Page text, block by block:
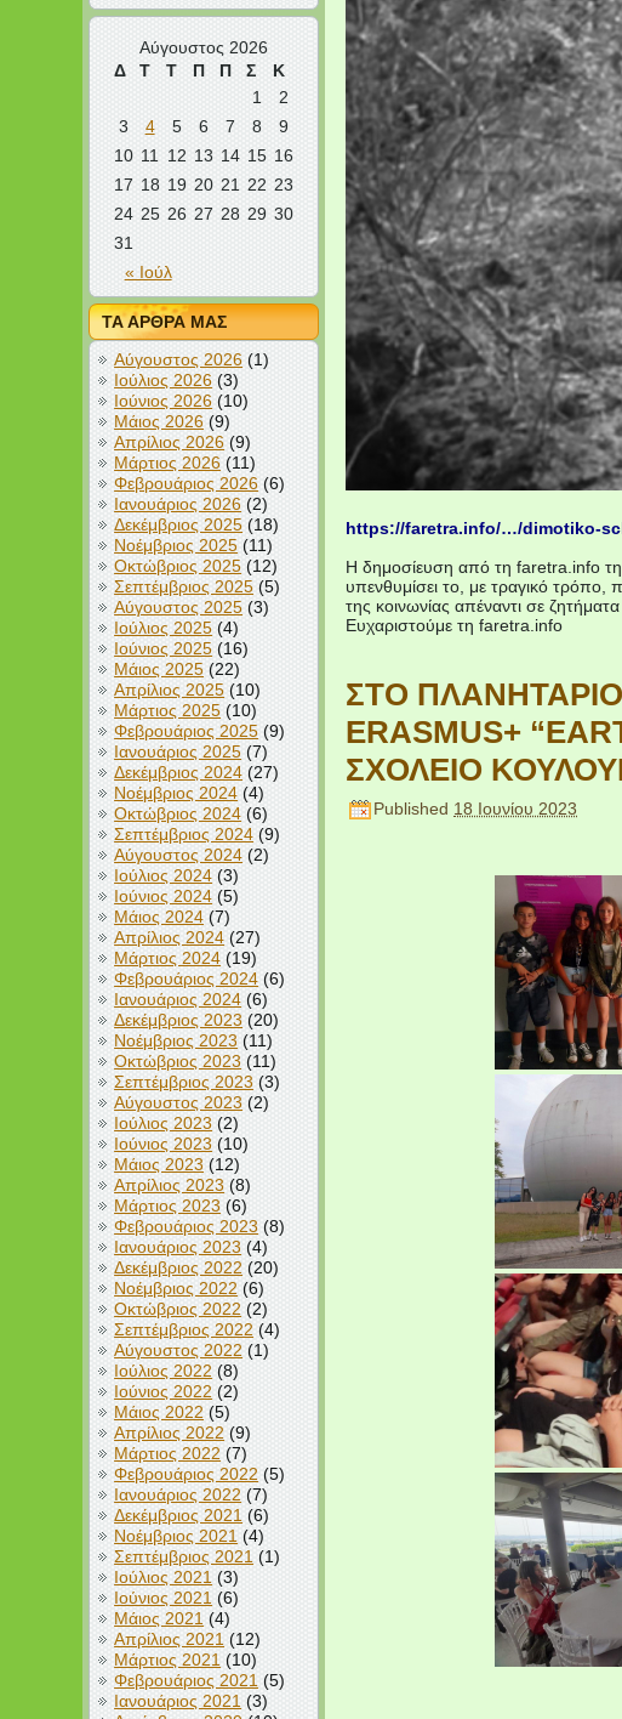
Αύγουστος 2026
Δ
Τ Τ Π Π Σ Κ
« Ιούλ
1
2
3
4 5 6 7 8
9
10 11 12 13 14 15 16
17 18 19 20 21 22 23
24 25 26 27 28 29 30
31
ΤΑ ΑΡΘΡΑ ΜΑΣ
Αύγουστος 2026 (1)
Ιούλιος 2026 (3)
Ιούνιος 2026 (10)
Μάιος 2026 (9)
Απρίλιος 2026 (9)
Μάρτιος 2026 (11)
Φεβρουάριος 2026 (6)
Ιανουάριος 2026 (2)
Δεκέμβριος 2025 (18)
Νοέμβριος 2025 (11)
Οκτώβριος 2025 (12)
Σεπτέμβριος 2025 (5)
Αύγουστος 2025 (3)
Ιούλιος 2025 (4)
Ιούνιος 2025 (16)
Μάιος 2025 (22)
Απρίλιος 2025 (10)
Μάρτιος 2025 (10)
Φεβρουάριος 2025 (9)
Ιανουάριος 2025 (7)
Δεκέμβριος 2024 (27)
Νοέμβριος 2024 (4)
Οκτώβριος 2024 (6)
Σεπτέμβριος 2024 (9)
Αύγουστος 2024 (2)
Ιούλιος 2024 (3)
Ιούνιος 2024 (5)
Μάιος 2024 (7)
Απρίλιος 2024 (27)
Μάρτιος 2024 (19)
Φεβρουάριος 2024 (6)
Ιανουάριος 2024 (6)
Δεκέμβριος 2023 (20)
Νοέμβριος 2023 (11)
Οκτώβριος 2023 (11)
Σεπτέμβριος 2023 (3)
Αύγουστος 2023 (2)
Ιούλιος 2023 (2)
Ιούνιος 2023 (10)
Μάιος 2023 (12)
Απρίλιος 2023 (8)
Μάρτιος 2023 (6)
Φεβρουάριος 2023 (8)
Ιανουάριος 2023 (4)
Δεκέμβριος 2022 (20)
Νοέμβριος 2022 (6)
Οκτώβριος 2022 (2)
Σεπτέμβριος 2022 (4)
Αύγουστος 2022 (1)
Ιούλιος 2022 (8)
Ιούνιος 2022 (2)
Μάιος 2022 (5)
Απρίλιος 2022 (9)
Μάρτιος 2022 (7)
Φεβρουάριος 2022 (5)
Ιανουάριος 2022 (7)
Δεκέμβριος 2021 (6)
Νοέμβριος 2021 (4)
Σεπτέμβριος 2021 (1)
Ιούλιος 2021 (3)
Ιούνιος 2021 (6)
Μάιος 2021 (4)
Απρίλιος 2021 (12)
Μάρτιος 2021 (10)
Φεβρουάριος 2021 (5)
Ιανουάριος 2021 (3)
https://faretra.info/…/dimotiko-
Η δημοσίευση από τη faretra.info
υπενθυμίσει το, με τραγικό τρόπο,
της κοινωνίας απέναντι σε
Ευχαριστούμε τη faretra.info
ΣΤΟ
ERASMUS+
ΣΧΟΛΕΙΟ
Published 18 Ιουνίου 2023